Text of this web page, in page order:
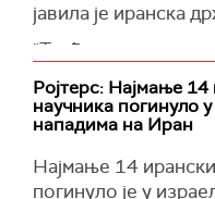
јавила је иранска
"Трећи талас
револуционарне
употребом ракета
почео је данас
одговор на
Ројтерс: Најмање 14
научника погинуло
нападима на Иран
Најмање 14
погинуло је у